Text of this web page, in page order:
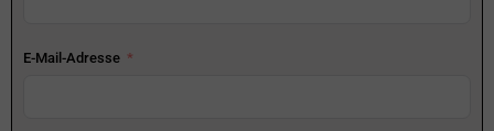
E-Mail-Adresse